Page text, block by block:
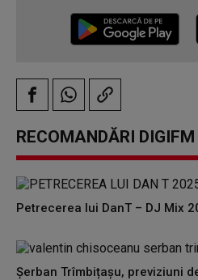
RECOMANDĂRI DIGIFM
Petrecerea lui DanT – DJ Mix
Șerban Trîmbițașu, previziuni